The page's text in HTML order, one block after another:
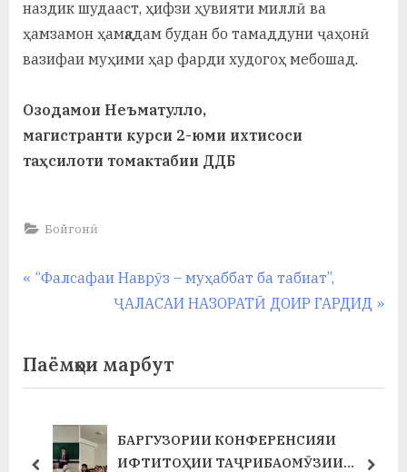
наздик шудааст, ҳифзи ҳувияти миллӣ ва
ҳамзамон ҳамқадам будан бо тамаддуни ҷаҳонӣ
вазифаи муҳими ҳар фарди худогоҳ мебошад.
Озодамои Неъматулло,
магистранти курси 2-юми ихтисоси
таҳсилоти томактабии ДДБ
Бойгонӣ
Навигация
записям
P
“Фалсафаи Наврӯз – муҳаббат ба табиат”,
N
s
ҶАЛАСАИ НАЗОРАТӢ ДОИР ГАРДИД
Паёмҳои марбут
БАРГУЗОРИИ КОНФЕРЕНСИЯИ
ИФТИТОҲИИ ТАҶРИБАОМӮЗИИ